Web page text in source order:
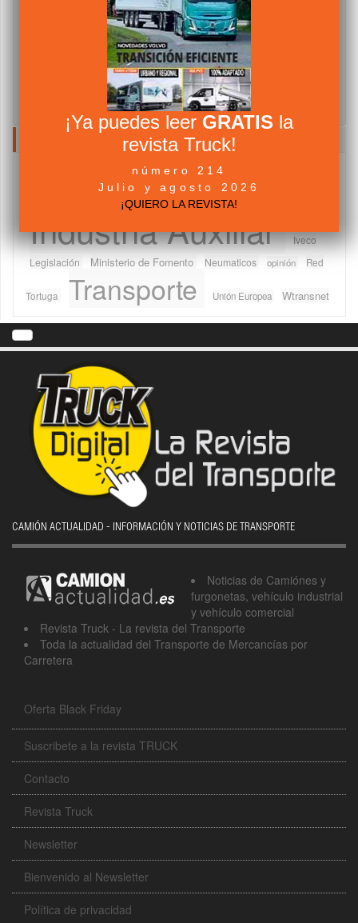
Abertis Autopistas Camiones
componentes DGT Fabricantes Ferias
Industria Auxiliar Iveco
Legislación
Ministerio de Fomento Neumaticos opinión Red
Tortuga Transporte Unión Europea Wtransnet
CAMIÓN ACTUALIDAD - INFORMACIÓN Y NOTICIAS DE TRANSPORTE
Noticias de Camiónes y
furgonetas, vehículo industrial
y vehículo comercial
Revista Truck - La revista del Transporte
Toda la actualidad del Transporte de Mercancías por
Carretera
Oferta Black Friday
Suscribete a la revista TRUCK
Contacto
Revista Truck
Newsletter
Bienvenido al Newsletter
Política de privacidad
¡Ya puedes leer GRATIS la
revista Truck!
número 214
Julio y agosto 2026
¡QUIERO LA REVISTA!